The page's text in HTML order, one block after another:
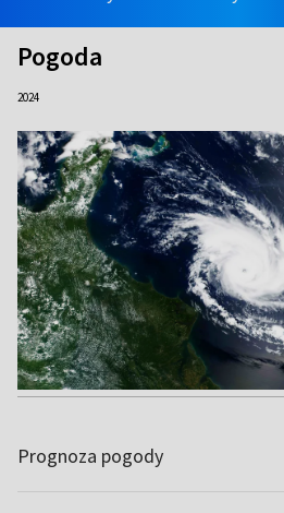
Pogoda
2024
Prognoza pogody